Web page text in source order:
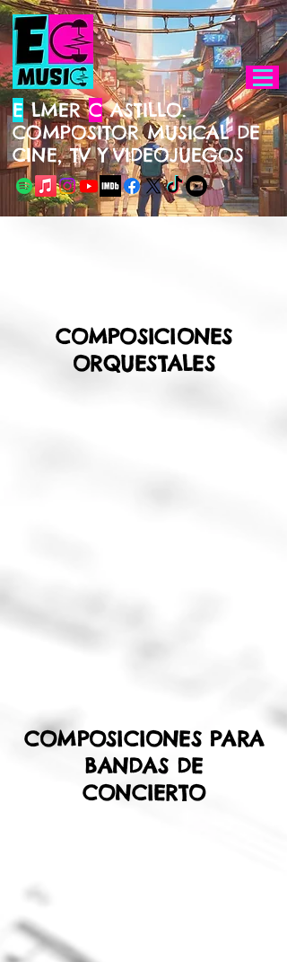
E LMER C ASTILLO:
COMPOSITOR MUSICAL DE
CINE, TV Y VIDEOJUEGOS
COMPOSICIONES
ORQUESTALES
COMPOSICIONES PARA
BANDAS DE
CONCIERTO